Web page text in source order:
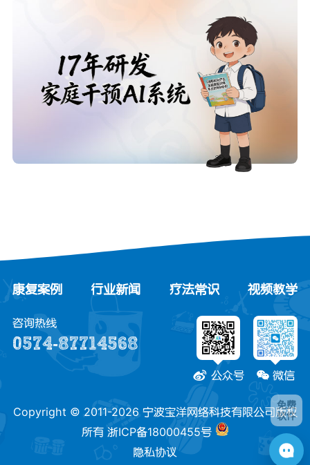
免费
软件
康复案例 行业新闻 疗法常识 视频教学
咨询热线
0574-87714568
公众号 微信
Copyright © 2011-2026 宁波宝洋网络科技有限公司版权
所有 浙ICP备18000455号
隐私协议